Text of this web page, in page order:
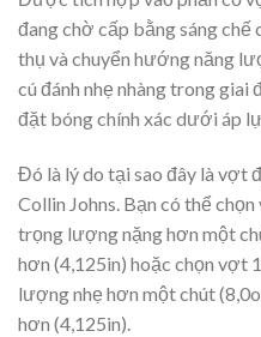
đang chờ cấp bằng sáng chế
thụ và chuyển hướng năng
cú đánh nhẹ nhàng trong giai
đặt bóng chính xác dưới áp
Đó là lý do tại sao đây là vợt
Collin Johns. Bạn có thể
trọng lượng nặng hơn một
hơn (4,125in) hoặc chọn vợt
lượng nhẹ hơn một chút
hơn (4,125in).